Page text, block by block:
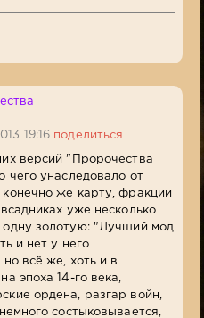
19:16 поделиться
версий "Пророчества
чего унаследовало от
же карту, фракции
уже несколько
одну золотую: "Лучший мод
и нет у него
но всё же, хоть и в
эпоха 14-го века,
ордена, разгар войн,
состыковывается,